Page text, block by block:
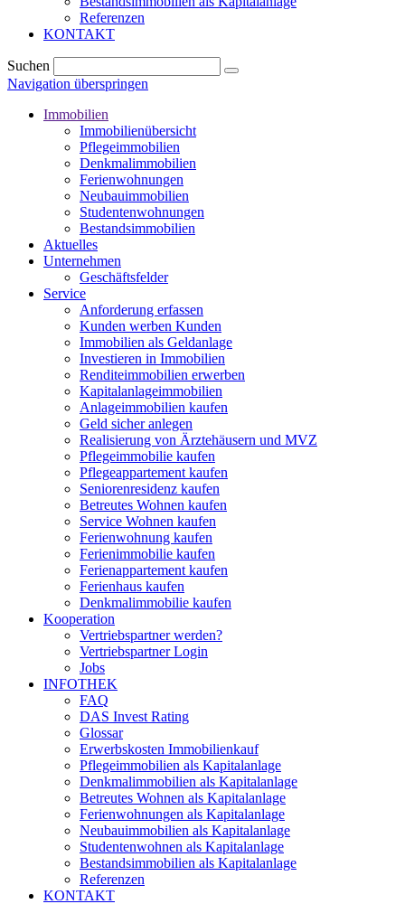
Referenzen
KONTAKT
Suchen
Navigation überspringen
Immobilien
Immobilienübersicht
Pflegeimmobilien
Denkmalimmobilien
Ferienwohnungen
Neubauimmobilien
Studentenwohnungen
Bestandsimmobilien
Aktuelles
Unternehmen
Geschäftsfelder
Service
Anforderung erfassen
Kunden werben Kunden
Immobilien als Geldanlage
Investieren in Immobilien
Renditeimmobilien erwerben
Kapitalanlageimmobilien
Anlageimmobilien kaufen
Geld sicher anlegen
Realisierung von Ärztehäusern und MVZ
Pflegeimmobilie kaufen
Pflegeappartement kaufen
Seniorenresidenz kaufen
Betreutes Wohnen kaufen
Service Wohnen kaufen
Ferienwohnung kaufen
Ferienimmobilie kaufen
Ferienappartement kaufen
Ferienhaus kaufen
Denkmalimmobilie kaufen
Kooperation
Vertriebspartner werden?
Vertriebspartner Login
Jobs
INFOTHEK
FAQ
DAS Invest Rating
Glossar
Erwerbskosten Immobilienkauf
Pflegeimmobilien als Kapitalanlage
Denkmalimmobilien als Kapitalanlage
Betreutes Wohnen als Kapitalanlage
Ferienwohnungen als Kapitalanlage
Neubauimmobilien als Kapitalanlage
Studentenwohnen als Kapitalanlage
Bestandsimmobilien als Kapitalanlage
Referenzen
KONTAKT